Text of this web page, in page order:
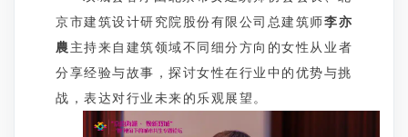
京市建筑设计研究院股份有限公司总建筑师李亦
農 主持来自建筑领域不同细分方向的女性从业者
分享经验与故事，探讨女性在行业中的优势与挑
战，表达对行业未来的乐观展望。